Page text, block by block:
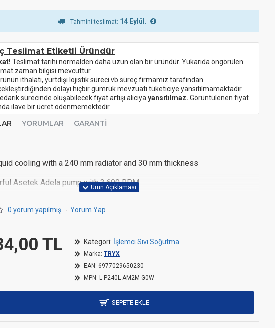
Tahmini teslimat: 14 Eylül
Teslimat Etiketli Üründür
Teslimat tarihi normalden daha uzun olan bir üründür. Yukarıda öngörülen
zaman bilgisi mevcuttur.
ithalatı, yurtdışı lojistik süreci vb süreç firmamız tarafından
dolayı hiçbir gümrük mevzuatı tüketiciye yansıtılmamaktadır.
sürecinde oluşabilecek fiyat artışı alıcıya yansıtılmaz. Görüntülenen fiyat
ilave bir ücret ödenmemektedir.
YORUMLAR GARANTI
cooling with a 240 mm radiator and 30 mm thickness
Asetek Adela pump with 3,600 RPM
setup: Control your display via the KANALI software hub
0 yorum yapılmış. - Yorum Yap
TL Kategori: İşlemci Sıvı Soğutma
Marka: TRYX
EAN: 6977029650230
MPN: L-P240L-AM2M-G0W
SEPETE EKLE